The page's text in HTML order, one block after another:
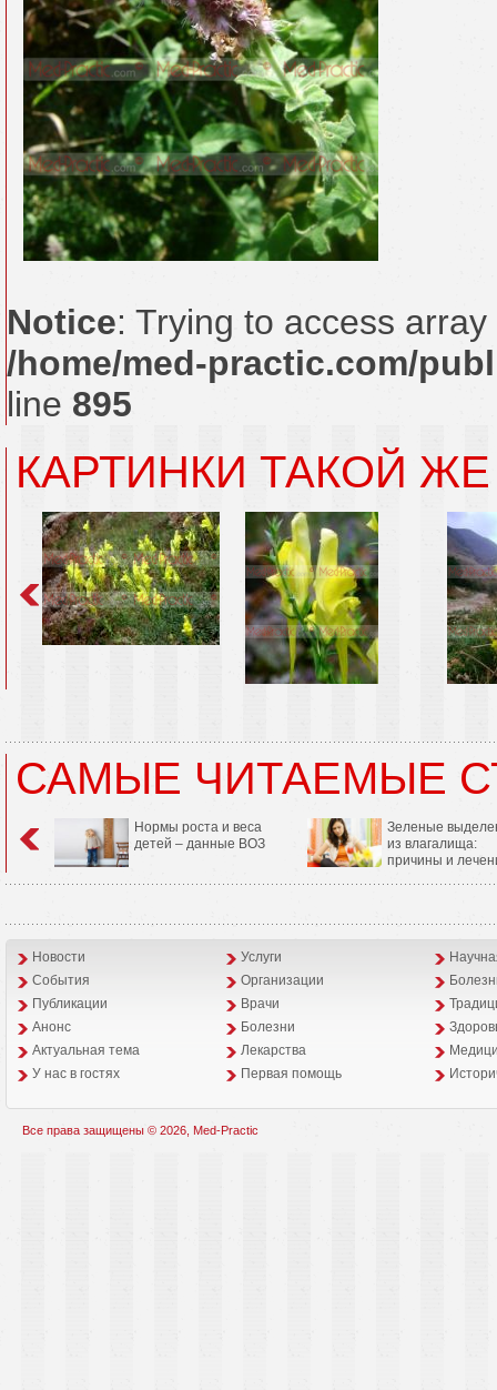
Notice: Trying to access
/home/med-practic.com/
line 895
КАРТИНКИ ТАКОЙ
САМЫЕ ЧИТАЕМЫЕ
Нормы роста и веса
детей – данные ВОЗ
Зеленые
из влагалища:
причины и
Новости Услуги
События
Организации
Публикации
Врачи
Анонс
Болезни
Aктуальная тема
Лекарства
У нас в гостях
Первая помощь
Все права защищены © 2026, Med-Practic